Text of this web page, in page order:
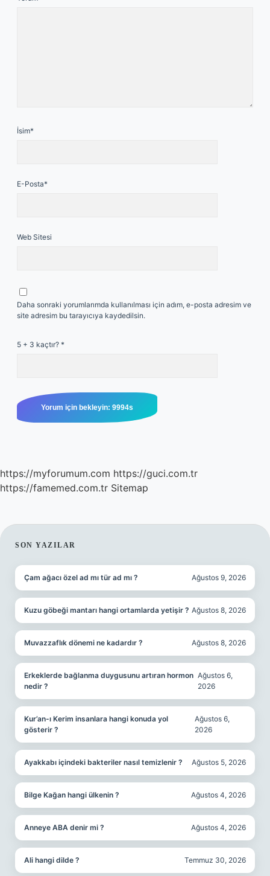
İsim*
E-Posta*
Web Sitesi
Daha sonraki yorumlarımda kullanılması için adım, e-posta adresim ve
site adresim bu tarayıcıya kaydedilsin.
5 + 3 kaçtır? *
https://myforumum.com https://guci.com.tr
https://famemed.com.tr Sitemap
SIDEBAR
SON YAZILAR
Çam ağacı özel ad mı tür ad mı ? Ağustos 9, 2026
Kuzu göbeği mantarı hangi ortamlarda yetişir ? Ağustos 8, 2026
Muvazzaflık dönemi ne kadardır ? Ağustos 8, 2026
Erkeklerde bağlanma duygusunu artıran hormon
nedir ?
Ağustos 6,
2026
Kur’an-ı Kerim insanlara hangi konuda yol
gösterir ?
Ağustos 6,
2026
Ayakkabı içindeki bakteriler nasıl temizlenir ? Ağustos 5, 2026
Bilge Kağan hangi ülkenin ? Ağustos 4, 2026
Anneye ABA denir mi ? Ağustos 4, 2026
Ali hangi dilde ? Temmuz 30, 2026